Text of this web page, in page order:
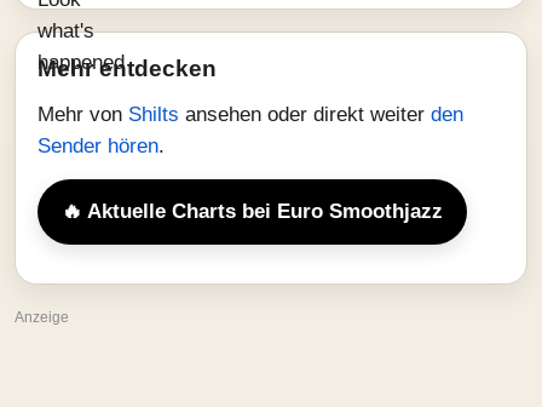
Mehr entdecken
Mehr von Shilts ansehen oder direkt weiter den
Sender hören.
🔥 Aktuelle Charts bei Euro Smoothjazz
Anzeige